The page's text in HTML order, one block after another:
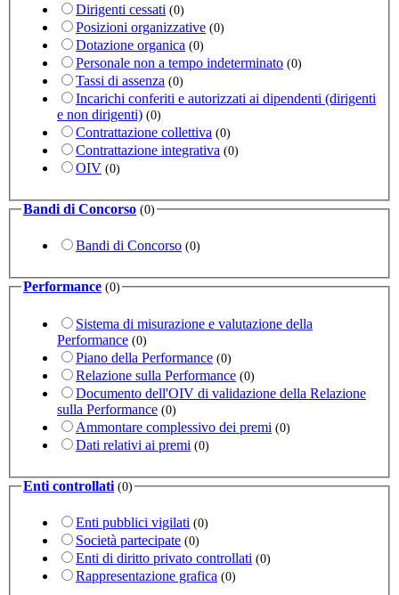
Dirigenti cessati (0)
Posizioni organizzative (0)
Dotazione organica (0)
Personale non a tempo indeterminato (0)
Tassi di assenza (0)
Incarichi conferiti e autorizzati ai dipendenti (dirigenti
e non dirigenti) (0)
Contrattazione collettiva (0)
Contrattazione integrativa (0)
OIV (0)
Bandi di Concorso (0)
Bandi di Concorso (0)
Performance (0)
Sistema di misurazione e valutazione della
Performance (0)
Piano della Performance (0)
Relazione sulla Performance (0)
Documento dell'OIV di validazione della Relazione
sulla Performance (0)
Ammontare complessivo dei premi (0)
Dati relativi ai premi (0)
Enti controllati (0)
Enti pubblici vigilati (0)
Società partecipate (0)
Enti di diritto privato controllati (0)
Rappresentazione grafica (0)